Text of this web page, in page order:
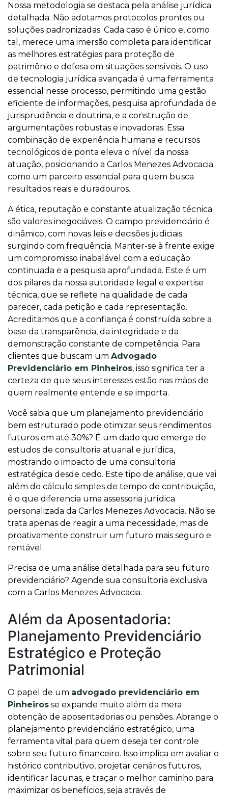
Nossa metodologia se destaca pela análise jurídica
detalhada. Não adotamos protocolos prontos ou
soluções padronizadas. Cada caso é único e, como
tal, merece uma imersão completa para identificar
as melhores estratégias para proteção de
patrimônio e defesa em situações sensíveis. O uso
de tecnologia jurídica avançada é uma ferramenta
essencial nesse processo, permitindo uma gestão
eficiente de informações, pesquisa aprofundada de
jurisprudência e doutrina, e a construção de
argumentações robustas e inovadoras. Essa
combinação de experiência humana e recursos
tecnológicos de ponta eleva o nível da nossa
atuação, posicionando a Carlos Menezes Advocacia
como um parceiro essencial para quem busca
resultados reais e duradouros.
A ética, reputação e constante atualização técnica
são valores inegociáveis. O campo previdenciário é
dinâmico, com novas leis e decisões judiciais
surgindo com frequência. Manter-se à frente exige
um compromisso inabalável com a educação
continuada e a pesquisa aprofundada. Este é um
dos pilares da nossa autoridade legal e expertise
técnica, que se reflete na qualidade de cada
parecer, cada petição e cada representação.
Acreditamos que a confiança é construída sobre a
base da transparência, da integridade e da
demonstração constante de competência. Para
clientes que buscam um Advogado
Previdenciário em Pinheiros, isso significa ter a
certeza de que seus interesses estão nas mãos de
quem realmente entende e se importa.
Você sabia que um planejamento previdenciário
bem estruturado pode otimizar seus rendimentos
futuros em até 30%? É um dado que emerge de
estudos de consultoria atuarial e jurídica,
mostrando o impacto de uma consultoria
estratégica desde cedo. Este tipo de análise, que vai
além do cálculo simples de tempo de contribuição,
é o que diferencia uma assessoria jurídica
personalizada da Carlos Menezes Advocacia. Não se
trata apenas de reagir a uma necessidade, mas de
proativamente construir um futuro mais seguro e
rentável.
Precisa de uma análise detalhada para seu futuro
previdenciário? Agende sua consultoria exclusiva
com a Carlos Menezes Advocacia.
Além da Aposentadoria:
Planejamento Previdenciário
Estratégico e Proteção
Patrimonial
O papel de um advogado previdenciário em
Pinheiros se expande muito além da mera
obtenção de aposentadorias ou pensões. Abrange o
planejamento previdenciário estratégico, uma
ferramenta vital para quem deseja ter controle
sobre seu futuro financeiro. Isso implica em avaliar o
histórico contributivo, projetar cenários futuros,
identificar lacunas, e traçar o melhor caminho para
maximizar os benefícios, seja através de